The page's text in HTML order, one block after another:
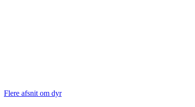
Flere afsnit om dyr